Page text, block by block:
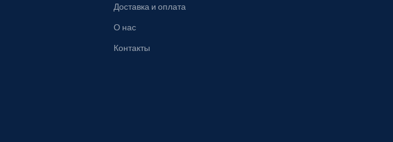
Доставка и оплата
О нас
Контакты